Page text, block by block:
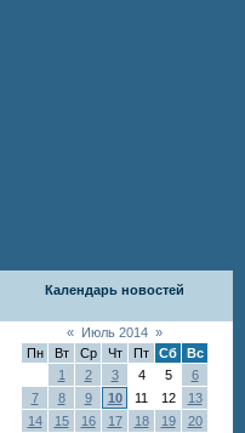
Календарь новостей
« Июль 2014 »
Пн
Вт Ср Чт Пт Сб
Вс
1
2 3 4 5
6
7
8 9 10 11 12
13
14
15 16 17 18 19
20